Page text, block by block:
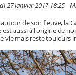
27 janvier 2017 18:25 -
de son fleuve, la
est aussi à l'origine de
vie mais reste toujours